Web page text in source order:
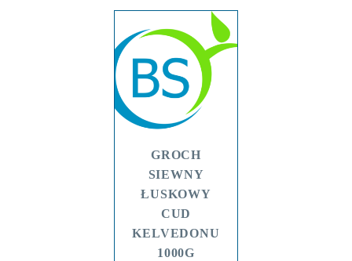
GROCH
SIEWNY
ŁUSKOWY
CUD
KELVEDONU
1000G